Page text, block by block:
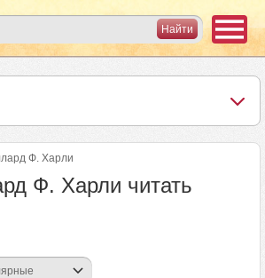
Ф. Харли
Ф. Харли читать